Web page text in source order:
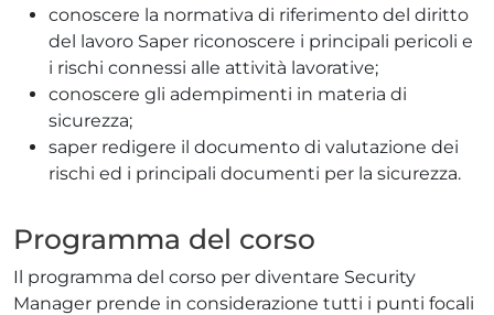
conoscere la normativa di riferimento del diritto
del lavoro Saper riconoscere i principali pericoli e
i rischi connessi alle attività lavorative;
conoscere gli adempimenti in materia di
sicurezza;
saper redigere il documento di valutazione dei
rischi ed i principali documenti per la sicurezza.
Programma del corso
Il programma del corso per diventare Security
Manager prende in considerazione tutti i punti focali